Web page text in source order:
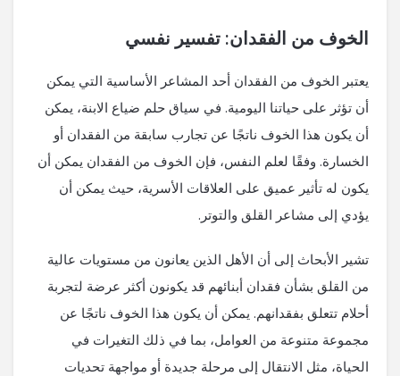
الخوف من الفقدان: تفسير نفسي
يعتبر الخوف من الفقدان أحد المشاعر الأساسية التي يمكن
أن تؤثر على حياتنا اليومية. في سياق حلم ضياع الابنة، يمكن
أن يكون هذا الخوف ناتجًا عن تجارب سابقة من الفقدان أو
الخسارة. وفقًا لعلم النفس، فإن الخوف من الفقدان يمكن أن
يكون له تأثير عميق على العلاقات الأسرية، حيث يمكن أن
يؤدي إلى مشاعر القلق والتوتر.
تشير الأبحاث إلى أن الأهل الذين يعانون من مستويات عالية
من القلق بشأن فقدان أبنائهم قد يكونون أكثر عرضة لتجربة
أحلام تتعلق بفقدانهم. يمكن أن يكون هذا الخوف ناتجًا عن
مجموعة متنوعة من العوامل، بما في ذلك التغيرات في
الحياة، مثل الانتقال إلى مرحلة جديدة أو مواجهة تحديات